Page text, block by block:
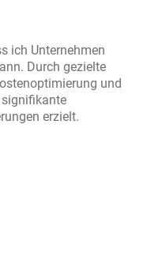
ich Unternehmen
Durch gezielte
und
signifikante
erzielt.